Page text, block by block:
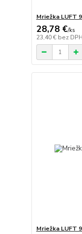
Mriežka LUFT
28,78 €/ks
23,40 € bez DPH
Mriežka LUFT